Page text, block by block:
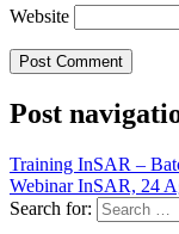
Website
Post
Training InSAR –
Webinar InSAR, 24
Search for: